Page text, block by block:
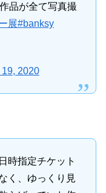
品が全て写真撮
展#banksy
2020
時指定チケット
く、ゆっくり見